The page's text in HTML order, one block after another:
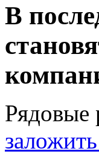
В
Рядовые